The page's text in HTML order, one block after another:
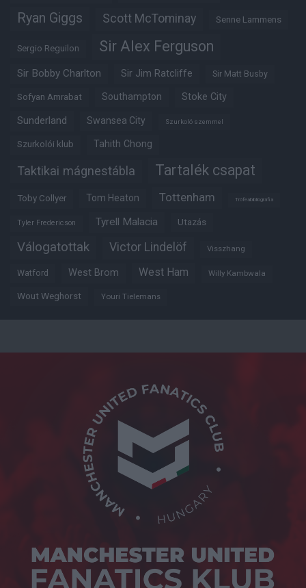
Ryan Giggs Scott McTominay Senne Lammens
Sergio Reguilon Sir Alex Ferguson
Sir Bobby Charlton Sir Jim Ratcliffe Sir Matt Busby
Sofyan Amrabat Southampton Stoke City
Sunderland Swansea City Szurkoló szemmel
Szurkolói klub Tahith Chong
Taktikai mágnestábla Tartalék csapat
Toby Collyer Tom Heaton Tottenham Trófeabibliográfia
Tyler Fredericson Tyrell Malacia Utazás
Válogatottak Victor Lindelöf Visszhang
Watford West Brom West Ham Willy Kambwala
Wout Weghorst Youri Tielemans